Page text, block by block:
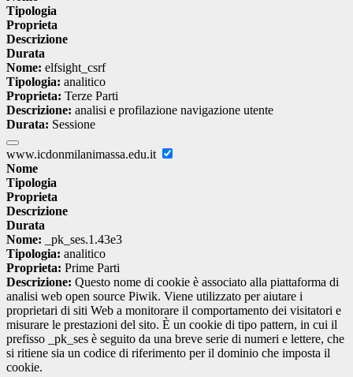
Tipologia
Proprieta
Descrizione
Durata
Nome: elfsight_csrf
Tipologia: analitico
Proprieta: Terze Parti
Descrizione: analisi e profilazione navigazione utente
Durata: Sessione
www.icdonmilanimassa.edu.it
Nome
Tipologia
Proprieta
Descrizione
Durata
Nome: _pk_ses.1.43e3
Tipologia: analitico
Proprieta: Prime Parti
Descrizione: Questo nome di cookie è associato alla piattaforma di
analisi web open source Piwik. Viene utilizzato per aiutare i
proprietari di siti Web a monitorare il comportamento dei visitatori e
misurare le prestazioni del sito. È un cookie di tipo pattern, in cui il
prefisso _pk_ses è seguito da una breve serie di numeri e lettere, che
si ritiene sia un codice di riferimento per il dominio che imposta il
cookie.